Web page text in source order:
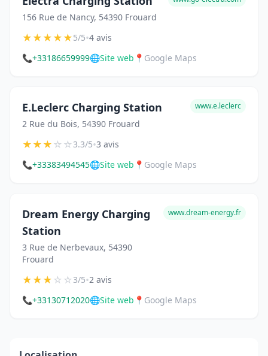
156 Rue de Nancy, 54390 Frouard
★★★★★5/5•4 avis
📞+33186659999🌐Site web 📍 Google Maps
E.Leclerc Charging Station
2 Rue du Bois, 54390 Frouard
www.e.leclerc
★★★☆☆3.3/5•3 avis
📞+33383494545🌐Site web 📍 Google Maps
Dream Energy Charging
Station
3 Rue de Nerbevaux, 54390
Frouard
www.dream-energy.fr
★★★☆☆3/5•2 avis
📞+33130712020🌐Site web 📍 Google Maps